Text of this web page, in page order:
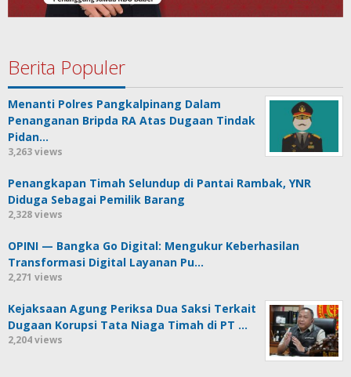
Berita Populer
Menanti Polres Pangkalpinang Dalam
Penanganan Bripda RA Atas Dugaan Tindak
Pidan…
3,263 views
Penangkapan Timah Selundup di Pantai Rambak, YNR
Diduga Sebagai Pemilik Barang
2,328 views
OPINI — Bangka Go Digital: Mengukur Keberhasilan
Transformasi Digital Layanan Pu…
2,271 views
Kejaksaan Agung Periksa Dua Saksi Terkait
Dugaan Korupsi Tata Niaga Timah di PT …
2,204 views